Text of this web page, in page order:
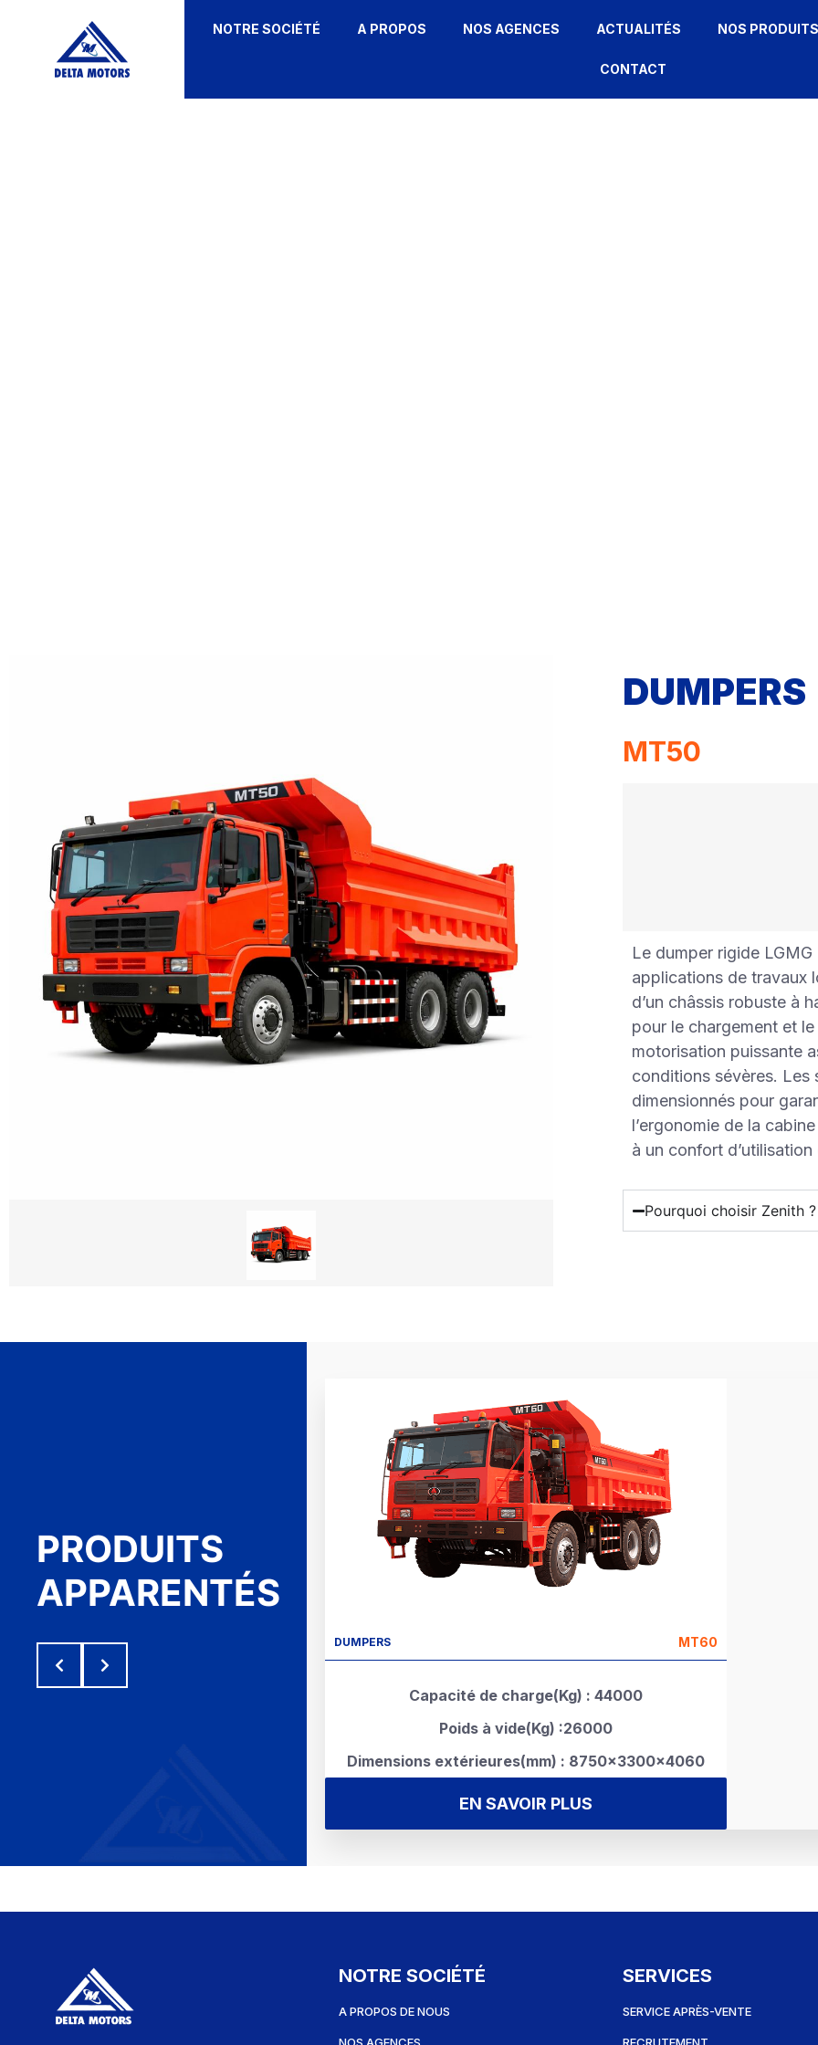
NOTRE SOCIÉTÉ A PROPOS NOS AGENCES ACTUALITÉS NOS PRODUITS
CONTACT
DUMPERS
MT50
Le dumper rigide
applications de travaux
d’un châssis robuste à
pour le chargement et
motorisation puissante
conditions sévères. Les
dimensionnés pour
l’ergonomie de la
à un confort
Pourquoi choisir Zenith ?
PRODUITS
APPARENTÉS
DUMPERS MT60
Capacité de charge(Kg) : 44000
Poids à vide(Kg) :26000
Dimensions extérieures(mm) : 8750×3300×4060
EN SAVOIR PLUS
NOTRE SOCIÉTÉ
A PROPOS DE NOUS
NOS AGENCES
SERVICES
SERVICE APRÈS-VENTE
RECRUTEMENT